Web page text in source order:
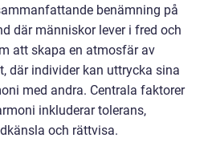
benämning på
där människor lever i fred och
att skapa en atmosfär av
där individer kan uttrycka sina
med andra. Centrala faktorer
inkluderar tolerans,
och rättvisa.